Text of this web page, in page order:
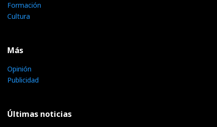
Formación
Cultura
Más
Opinión
Publicidad
Últimas noticias